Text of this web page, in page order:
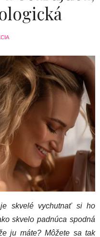
skvelé vychutnať si ho
skvelo padnúca spodná
ju máte? Môžete sa tak